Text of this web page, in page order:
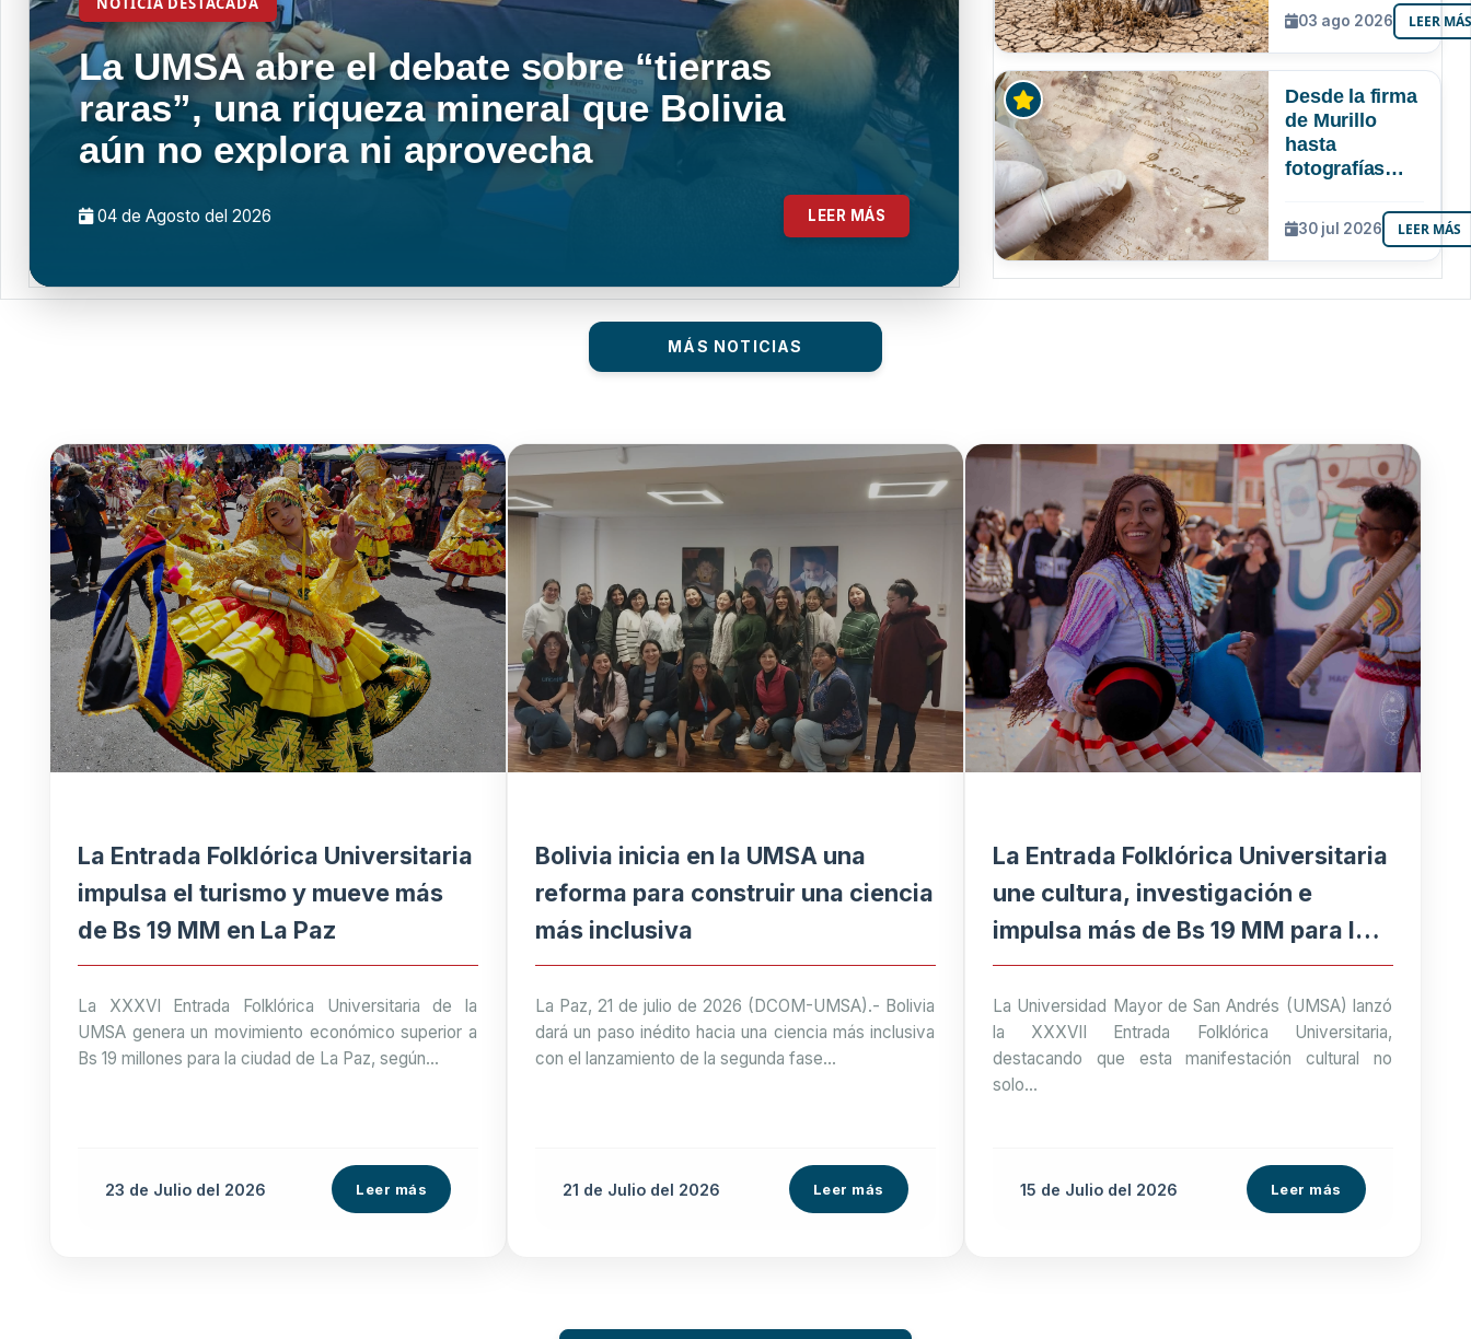
La UMSA abre el debate sobre “tierras
raras”, una riqueza mineral que Bolivia
aún no explora ni aprovecha
04 de Agosto del 2026 LEER MÁS
Niño que
podría superar
a los tres
Bolivia
03 ago 2026 LEER
Desde la firma
de Murillo
hasta
fotografías
UMSA
resguarda 6
joyas de la
30 jul 2026 LEER MÁS
MÁS NOTICIAS
La Entrada Folklórica Universitaria
impulsa el turismo y mueve más
de Bs 19 MM en La Paz
La XXXVI Entrada Folklórica Universitaria de la
UMSA genera un movimiento económico superior a
Bs 19 millones para la ciudad de La Paz, según...
23 de Julio del 2026 Leer más
Bolivia inicia en la UMSA una
reforma para construir una ciencia
más inclusiva
La Paz, 21 de julio de 2026 (DCOM-UMSA).- Bolivia
dará un paso inédito hacia una ciencia más inclusiva
con el lanzamiento de la segunda fase...
21 de Julio del 2026 Leer más
La Entrada Folklórica Universitaria
une cultura, investigación e
impulsa más de Bs 19 MM para la
economía paceña
La Universidad Mayor de San Andrés (UMSA) lanzó
la XXXVII Entrada Folklórica Universitaria,
destacando que esta manifestación cultural no
solo...
15 de Juliodel 2026 Leer más